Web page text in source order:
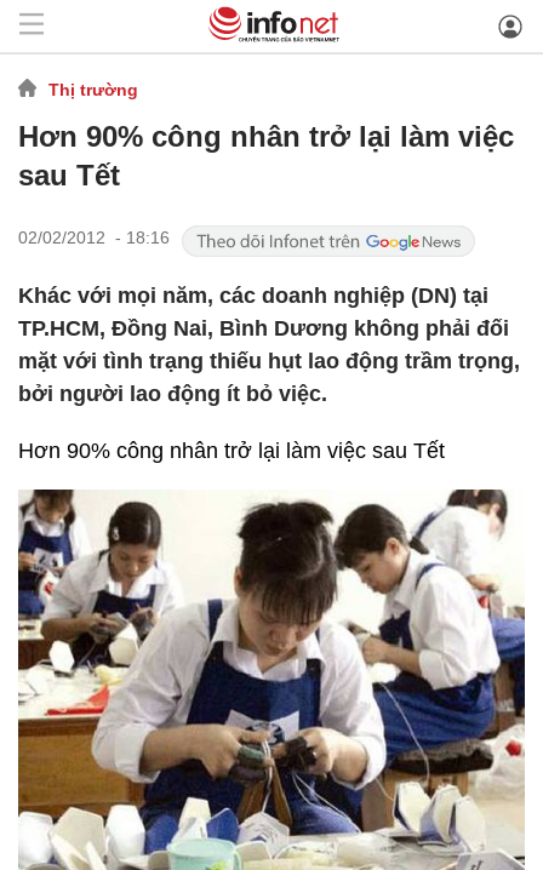
Thị trường
Hơn 90% công nhân trở lại làm việc
sau Tết
02/02/2012 - 18:16
Khác với mọi năm, các doanh nghiệp (DN) tại
TP.HCM, Đồng Nai, Bình Dương không phải đối
mặt với tình trạng thiếu hụt lao động trầm trọng,
bởi người lao động ít bỏ việc.
Hơn 90% công nhân trở lại làm việc sau Tết